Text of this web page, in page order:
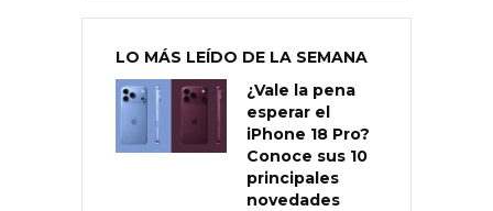
LO MÁS LEÍDO DE LA SEMANA
¿Vale la pena
esperar el
iPhone 18 Pro?
Conoce sus 10
principales
novedades